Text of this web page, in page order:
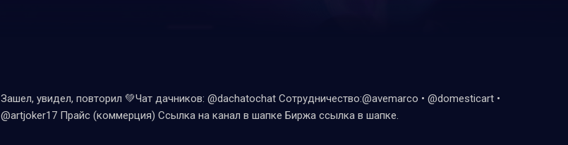
Зашел, увидел, повторил 💚Чат дачников: @dachatochat Сотрудничество:@avemarco • @domesticart •
@artjoker17 Прайс (коммерция) Ссылка на канал в шапке Биржа ссылка в шапке.